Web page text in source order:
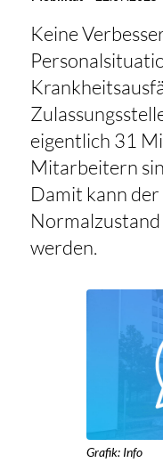
Keine
eigentlich 31
Mitarbeitern
Damit kann
werden.
Grafik: Info